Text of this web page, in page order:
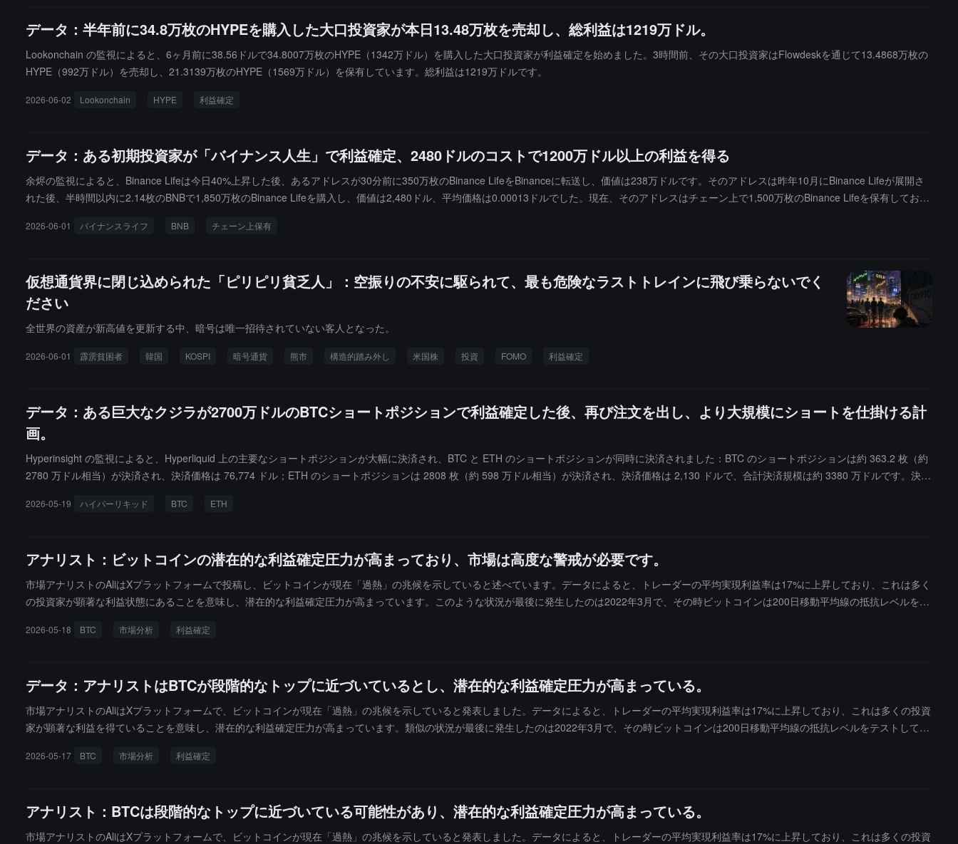
データ：半年前に34.8万枚のHYPEを購入した大口投資家が本日13.48万枚を売却し、総利益は1219万ドル。
Lookonchain の監視によると、6ヶ月前に38.56ドルで34.8007万枚のHYPE（1342万ドル）を購入した大口投資家が利益確定を始めました。3時間前、その大口投資家はFlowdeskを通じて13.4868万枚の
HYPE（992万ドル）を売却し、21.3139万枚のHYPE（1569万ドル）を保有しています。総利益は1219万ドルです。
2026-06-02 Lookonchain HYPE 利益確定
データ：ある初期投資家が「バイナンス人生」で利益確定、2480ドルのコストで1200万ドル以上の利益を得る
余烬の監視によると、Binance Lifeは今日40%上昇した後、あるアドレスが30分前に350万枚のBinance LifeをBinanceに転送し、価値は238万ドルです。そのアドレスは昨年10月にBinance Lifeが展開さ
れた後、半時間以内に2.14枚のBNBで1,850万枚のBinance Lifeを購入し、価値は2,480ドル、平均価格は0.00013ドルでした。現在、そのアドレスはチェーン上で1,500万枚のBinance Lifeを保有してお
2026-06-01 バイナンスライフ BNB チェーン上保有
仮想通貨界に閉じ込められた「ピリピリ貧乏人」：空振りの不安に駆られて、最も危険なラストトレインに飛び乗らないでく
ださい
全世界の資産が新高値を更新する中、暗号は唯一招待されていない客人となった。
2026-06-01 霹雳貧困者 韓国 KOSPI 暗号通貨 熊市 構造的踏み外し 米国株 投資 FOMO 利益確定
データ：ある巨大なクジラが2700万ドルのBTCショートポジションで利益確定した後、再び注文を出し、より大規模にショートを仕掛ける計
画。
Hyperinsight の監視によると、Hyperliquid 上の主要なショートポジションが大幅に決済され、BTC と ETH のショートポジションが同時に決済されました：BTC のショートポジションは約 363.2 枚（約
2780 万ドル相当）が決済され、決済価格は 76,774 ドル；ETH のショートポジションは 2808 枚（約 598 万ドル相当）が決済され、決済価格は 2,130 ドルで、合計決済規模は約 3380 万ドルです。決済
する計画です。アドレス：0x32008fcb6bbd16532afc83ca8b6c920dde22c407。
2026-05-19 ハイパーリキッド BTC ETH
アナリスト：ビットコインの潜在的な利益確定圧力が高まっており、市場は高度な警戒が必要です。
市場アナリストのAliはXプラットフォームで投稿し、ビットコインが現在「過熱」の兆候を示していると述べています。データによると、トレーダーの平均実現利益率は17%に上昇しており、これは多く
の投資家が顕著な利益状態にあることを意味し、潜在的な利益確定圧力が高まっています。このような状況が最後に発生したのは2022年3月で、その時ビットコインは200日移動平均線の抵抗レベルをテ
要です。
2026-05-18 BTC 市場分析 利益確定
データ：アナリストはBTCが段階的なトップに近づいているとし、潜在的な利益確定圧力が高まっている。
市場アナリストのAliはXプラットフォームで、ビットコインが現在「過熱」の兆候を示していると発表しました。データによると、トレーダーの平均実現利益率は17%に上昇しており、これは多くの投資
家が顕著な利益を得ていることを意味し、潜在的な利益確定圧力が高まっています。類似の状況が最後に発生したのは2022年3月で、その時ビットコインは200日移動平均線の抵抗レベルをテストしてい
2026-05-17 BTC 市場分析 利益確定
アナリスト：BTCは段階的なトップに近づいている可能性があり、潜在的な利益確定圧力が高まっている。
市場アナリストのAliはXプラットフォームで、ビットコインが現在「過熱」の兆候を示していると発表しました。データによると、トレーダーの平均実現利益率は17%に上昇しており、これは多くの投資